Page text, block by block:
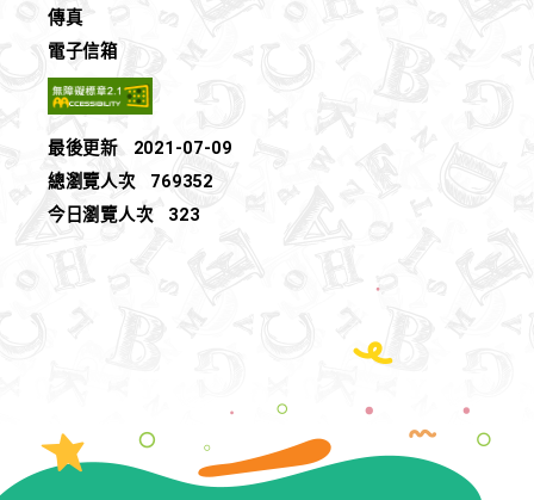
傳真
電子信箱
最後更新
2021-07-09
總瀏覽人次
769352
今日瀏覽人次
323